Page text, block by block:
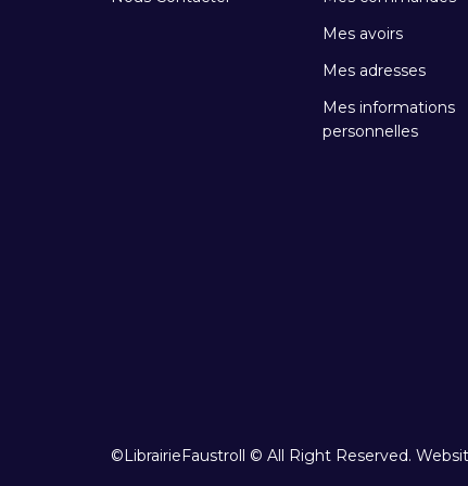
Mes avoirs
Mes adresses
Mes informations
personnelles
©LibrairieFaustroll © All Right Reserved.